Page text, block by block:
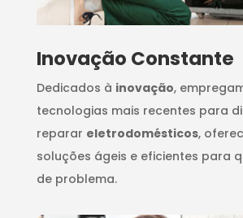
Inovação Constante
Dedicados à inovação,
tecnologias mais recentes para
reparar eletrodomésticos,
soluções ágeis e eficientes para
de problema.